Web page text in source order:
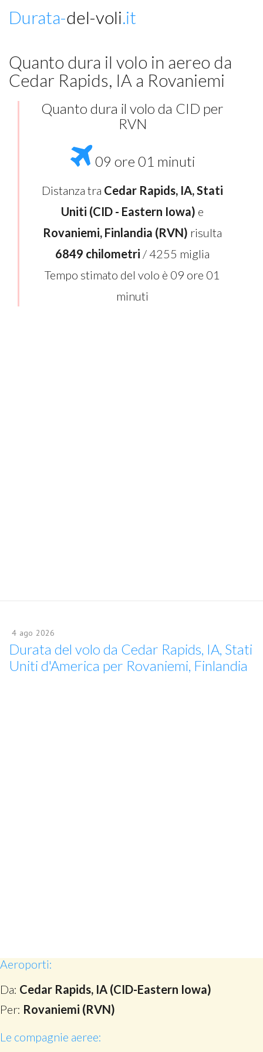
Durata-del-voli.it
Quanto dura il volo in aereo da
Cedar Rapids, IA a Rovaniemi
Quanto dura il volo da CID per
RVN
09 ore 01 minuti
Distanza tra Cedar Rapids, IA, Stati
Uniti (CID - Eastern Iowa) e
Rovaniemi, Finlandia (RVN) risulta
6849 chilometri / 4255 miglia
Tempo stimato del volo è 09 ore 01
minuti
4 ago 2026
Durata del volo da Cedar Rapids, IA, Stati
Uniti d'America per Rovaniemi, Finlandia
Aeroporti:
Da: Cedar Rapids, IA (CID-Eastern Iowa)
Per: Rovaniemi (RVN)
Le compagnie aeree: